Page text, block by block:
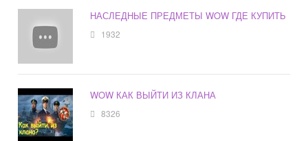
НАСЛЕДНЫЕ ПРЕДМЕТЫ WOW ГДЕ КУПИТЬ
1932
WOW КАК ВЫЙТИ ИЗ КЛАНА
8326